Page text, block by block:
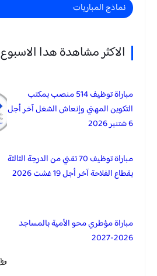
نماذج المباريات
الاكثر مشاهدة هدا الاسبوع
مباراة توظيف 514 منصب بمكتب
التكوين المهني وإنعاش الشغل آخر أجل
6 شتنبر 2026
مباراة توظيف 70 تقني من الدرجة الثالثة
بقطاع الفلاحة آخر أجل 19 غشت 2026
مباراة مؤطري محو الأمية بالمساجد
2026-2027